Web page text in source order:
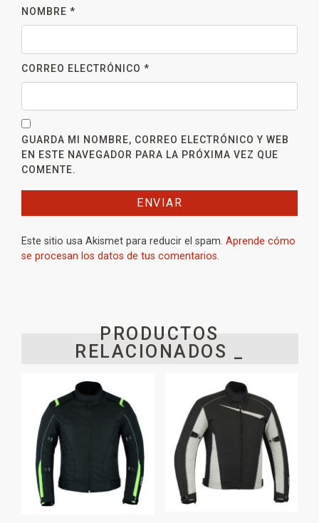
NOMBRE *
CORREO ELECTRÓNICO *
GUARDA MI NOMBRE, CORREO ELECTRÓNICO Y WEB
EN ESTE NAVEGADOR PARA LA PRÓXIMA VEZ QUE
COMENTE.
Este sitio usa Akismet para reducir el spam. Aprende cómo
se procesan los datos de tus comentarios.
PRODUCTOS
RELACIONADOS _